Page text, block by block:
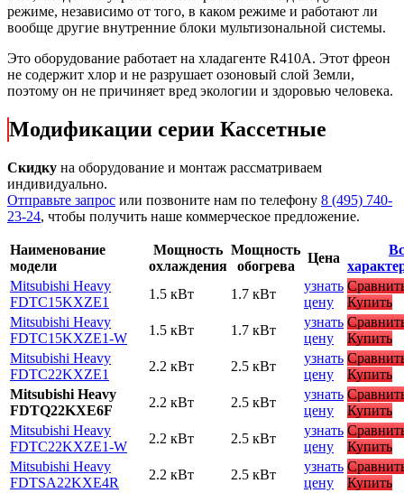
режиме, независимо от того, в каком режиме и работают ли
вообще другие внутренние блоки мультизональной системы.
Это оборудование работает на хладагенте R410A. Этот фреон
не содержит хлор и не разрушает озоновый слой Земли,
поэтому он не причиняет вред экологии и здоровью человека.
Модификации серии Кассетные
Скидку на оборудование и монтаж рассматриваем
индивидуально.
Отправьте запрос или позвоните нам по телефону 8 (495) 740-
23-24, чтобы получить наше коммерческое предложение.
Наименование
модели
Мощность
охлаждения
Мощность
обогрева
Цена
Mitsubishi Heavy
FDTC15KXZE1
1.5 кВт 1.7 кВт
узнать
цену
Купить
Mitsubishi Heavy
FDTC15KXZE1-W
1.5 кВт 1.7 кВт
узнать
цену
Купить
Mitsubishi Heavy
FDTC22KXZE1
2.2 кВт 2.5 кВт
узнать
цену
Купить
Mitsubishi Heavy
FDTQ22KXE6F
2.2 кВт 2.5 кВт
узнать
цену
Купить
Mitsubishi Heavy
FDTC22KXZE1-W
2.2 кВт 2.5 кВт
узнать
цену
Купить
Mitsubishi Heavy
FDTSA22KXE4R
2.2 кВт 2.5 кВт
узнать
цену
Купить